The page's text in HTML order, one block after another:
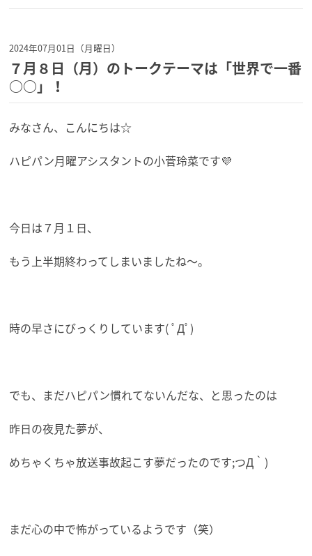
2024年07月01日（月曜日）
７月８日（月）のトークテーマは「世界で一番
○○」！
みなさん、こんにちは☆
ハピパン月曜アシスタントの小菅玲菜です💜
今日は７月１日、
もう上半期終わってしまいましたね～。
時の早さにびっくりしています( ﾟДﾟ)
でも、まだハピパン慣れてないんだな、と思ったのは
昨日の夜見た夢が、
めちゃくちゃ放送事故起こす夢だったのです;つД｀)
まだ心の中で怖がっているようです（笑）